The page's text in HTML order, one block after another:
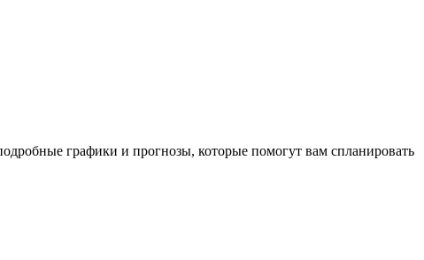
графики и прогнозы, которые помогут вам спланировать